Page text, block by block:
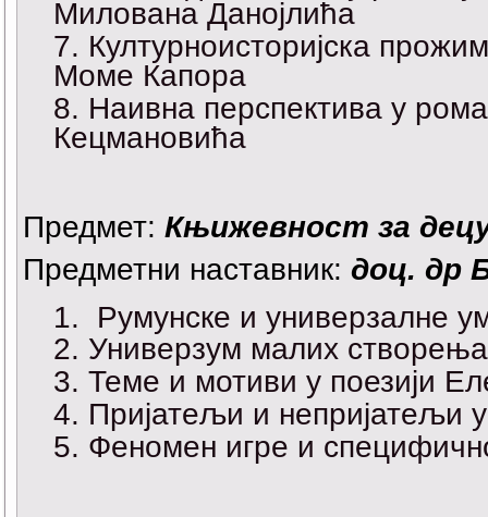
Милована Данојлића
Културноисторијска
Моме Капора
Наивна перспектива у
Кецмановића
Предмет: Књижевност за
Предметни наставник: доц. др
Румунске и универзалне
Универзум малих
Теме и мотиви у поезији
Пријатељи и непријатељи
Феномен игре и